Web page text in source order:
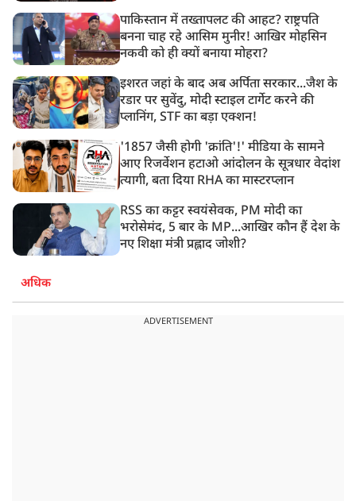
पाकिस्तान में तख्तापलट की आहट? राष्ट्रपति
बनना चाह रहे आसिम मुनीर! आखिर मोहसिन
नकवी को ही क्यों बनाया मोहरा?
इशरत जहां के बाद अब अर्पिता सरकार...जैश के
रडार पर सुवेंदु, मोदी स्टाइल टार्गेट करने की
प्लानिंग, STF का बड़ा एक्शन!
'1857 जैसी होगी 'क्रांति'!' मीडिया के सामने
आए रिजर्वेशन हटाओ आंदोलन के सूत्रधार वेदांश
त्यागी, बता दिया RHA का मास्टरप्लान
RSS का कट्टर स्वयंसेवक, PM मोदी का
भरोसेमंद, 5 बार के MP...आखिर कौन हैं देश के
नए शिक्षा मंत्री प्रह्लाद जोशी?
अधिक
ADVERTISEMENT